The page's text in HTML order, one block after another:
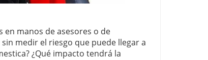
en manos de asesores o de
medir el riesgo que puede llegar a
¿Qué impacto tendrá la